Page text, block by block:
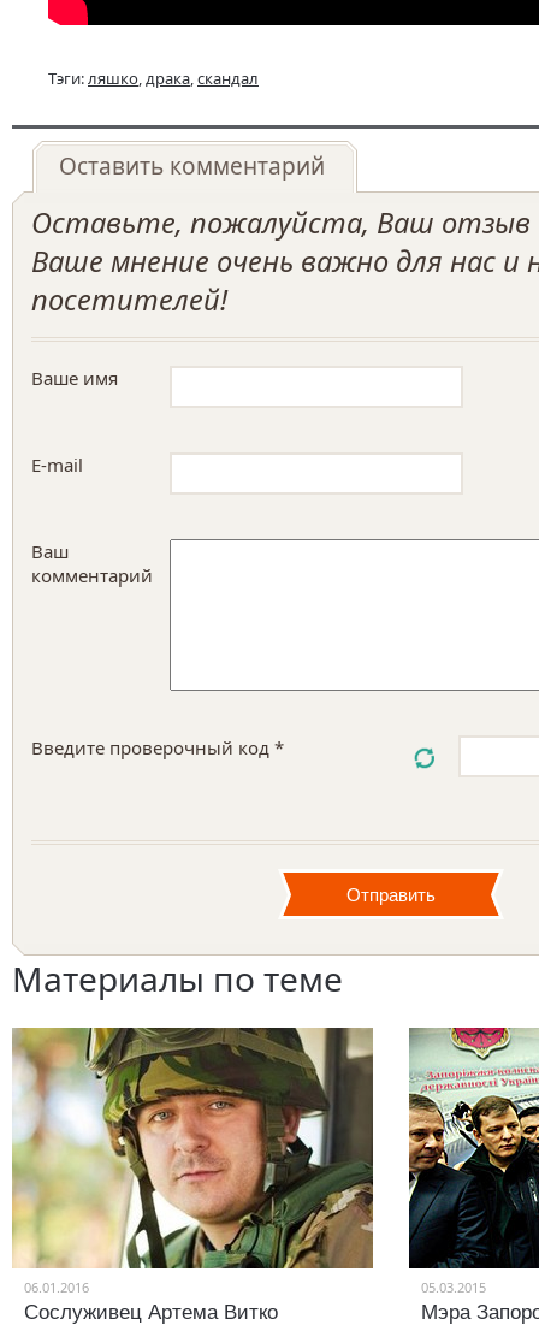
Тэги:ляшко,драка,скандал
Оставить комментарий
Оставьте, пожалуйста, Ваш отзыв
Ваше мнение очень важно для нас и
посетителей!
Ваше имя
E-mail
Ваш
комментарий
Введите проверочный код *
Материалы по теме
06.01.2016
Сослуживец Артема Витко
05.03.2015
Мэра